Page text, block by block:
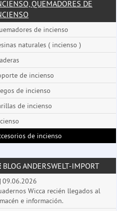
QUEMADORES DE
de incienso
naturales ( incienso )
de incienso
de incienso
de incienso
de incienso
BLOG ANDERSWELT-IMPORT
09.06.2026
Wicca recién llegados al
e información.